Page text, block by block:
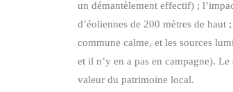
un démantèlement effectif) ;
d’éoliennes de 200 mètres de
commune calme, et les sources
et il n’y en a pas en campagne).
valeur du patrimoine local.